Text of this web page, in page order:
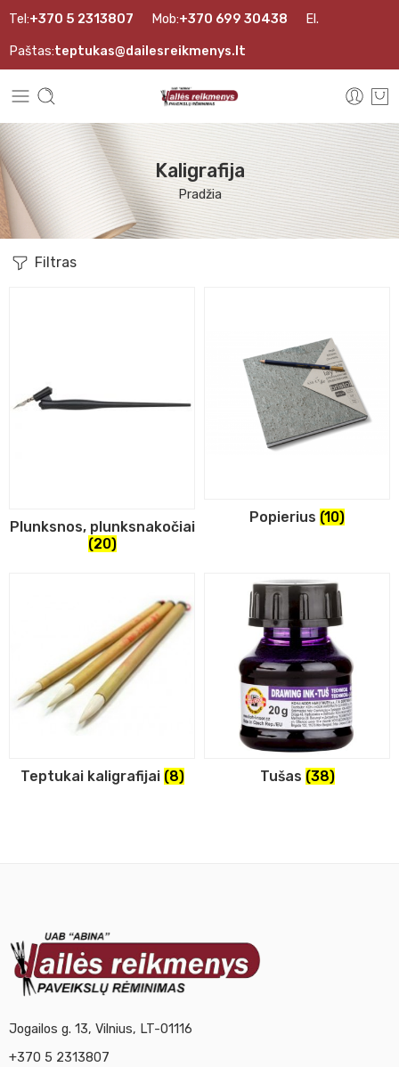
Tel:+370 5 2313807 Mob:+370 699 30438 El.
Paštas:teptukas@dailesreikmenys.lt
Kaligrafija
Pradžia
Filtras
Plunksnos, plunksnakočiai
(20)
Popierius (10)
Teptukai kaligrafijai (8) Tušas (38)
Jogailos g. 13, Vilnius, LT-01116
+370 5 2313807